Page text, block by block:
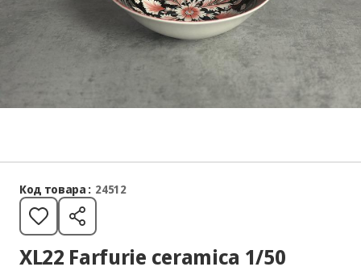
Код товара : 24512
XL22 Farfurie ceramica 1/50